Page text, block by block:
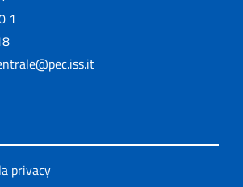
1
privacy